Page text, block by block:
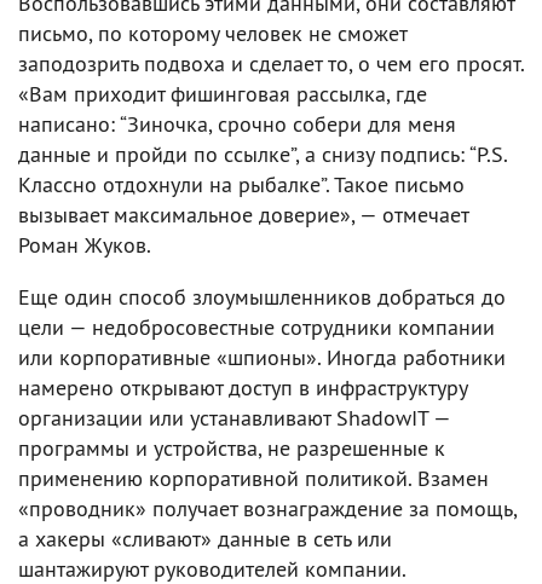
письмо, по которому человек не сможет
заподозрить подвоха и сделает то, о чем его просят.
«Вам приходит фишинговая рассылка, где
написано: “Зиночка, срочно собери для меня
данные и пройди по ссылке”, а снизу подпись: “P.S.
Классно отдохнули на рыбалке”. Такое письмо
вызывает максимальное доверие», — отмечает
Роман Жуков.
Еще один способ злоумышленников добраться до
цели — недобросовестные сотрудники компании
или корпоративные «шпионы». Иногда работники
намерено открывают доступ в инфраструктуру
организации или устанавливают ShadowIT —
программы и устройства, не разрешенные к
применению корпоративной политикой. Взамен
«проводник» получает вознаграждение за помощь,
а хакеры «сливают» данные в сеть или
шантажируют руководителей компании.